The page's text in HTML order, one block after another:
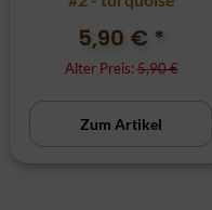
5,90 € *
Alter Preis:5,90 €
Zum Artikel